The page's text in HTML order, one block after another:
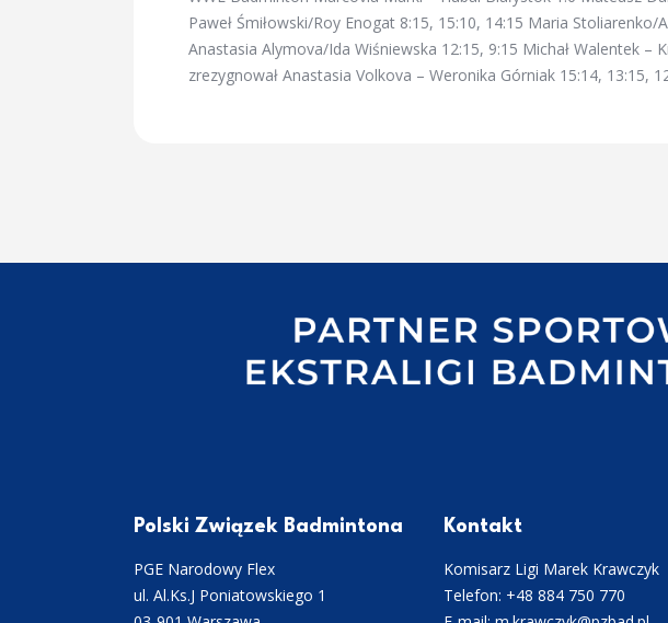
Paweł Śmiłowski/Roy Enogat 8:15, 15:10, 14:15 Maria
Anastasia Alymova/Ida Wiśniewska 12:15, 9:15 Michał Walentek –
zrezygnował Anastasia Volkova – Weronika Górniak 15:14, 13:15,
Polski Związek Badmintona
PGE Narodowy Flex
ul. Al.Ks.J Poniatowskiego 1
Kontakt
Komisarz Ligi Marek Krawczyk
Telefon: +48 884 750 770